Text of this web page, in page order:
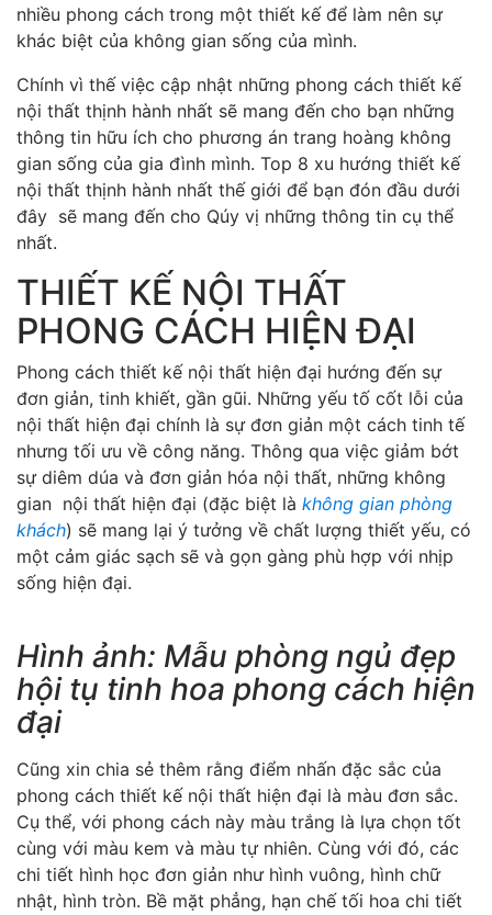
nhiều phong cách trong một thiết kế để làm nên sự
khác biệt của không gian sống của mình.
Chính vì thế việc cập nhật những phong cách thiết kế
nội thất thịnh hành nhất sẽ mang đến cho bạn những
thông tin hữu ích cho phương án trang hoàng không
gian sống của gia đình mình. Top 8 xu hướng thiết kế
nội thất thịnh hành nhất thế giới để bạn đón đầu dưới
đây sẽ mang đến cho Qúy vị những thông tin cụ thể
nhất.
THIẾT KẾ NỘI THẤT
PHONG CÁCH HIỆN ĐẠI
Phong cách thiết kế nội thất hiện đại hướng đến sự
đơn giản, tinh khiết, gần gũi. Những yếu tố cốt lỗi của
nội thất hiện đại chính là sự đơn giản một cách tinh tế
nhưng tối ưu về công năng. Thông qua việc giảm bớt
sự diêm dúa và đơn giản hóa nội thất, những không
gian nội thất hiện đại (đặc biệt là không gian phòng
khách) sẽ mang lại ý tưởng về chất lượng thiết yếu, có
một cảm giác sạch sẽ và gọn gàng phù hợp với nhịp
sống hiện đại.
Hình ảnh: Mẫu phòng ngủ đẹp
hội tụ tinh hoa phong cách hiện
đại
Cũng xin chia sẻ thêm rằng điểm nhấn đặc sắc của
phong cách thiết kế nội thất hiện đại là màu đơn sắc.
Cụ thể, với phong cách này màu trắng là lựa chọn tốt
cùng với màu kem và màu tự nhiên. Cùng với đó, các
chi tiết hình học đơn giản như hình vuông, hình chữ
nhật, hình tròn. Bề mặt phẳng, hạn chế tối hoa chi tiết